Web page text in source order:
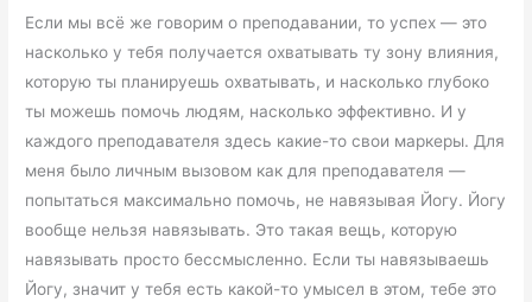
Если мы всё же говорим о преподавании, то успех — это
насколько у тебя получается охватывать ту зону влияния,
которую ты планируешь охватывать, и насколько глубоко
ты можешь помочь людям, насколько эффективно. И у
каждого преподавателя здесь какие-то свои маркеры. Для
меня было личным вызовом как для преподавателя —
попытаться максимально помочь, не навязывая Йогу. Йогу
вообще нельзя навязывать. Это такая вещь, которую
навязывать просто бессмысленно. Если ты навязываешь
Йогу, значит у тебя есть какой-то умысел в этом, тебе это